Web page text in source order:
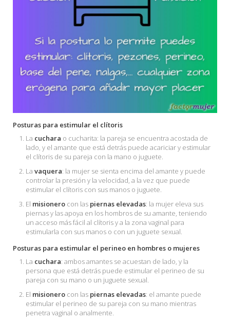
Posturas para estimular el clítoris
La cuchara o cucharita: la pareja se encuentra acostada de
lado, y el amante que está detrás puede acariciar y estimular
el clítoris de su pareja con la mano o juguete.
La vaquera: la mujer se sienta encima del amante y puede
controlar la presión y la velocidad, a la vez que puede
estimular el clítoris con sus manos o juguete.
El misionero con las piernas elevadas: la mujer eleva sus
piernas y las apoya en los hombros de su amante, teniendo
un acceso más fácil al clítoris y a la zona vaginal para
estimularla con sus manos o con un juguete sexual.
Posturas para estimular el perineo en hombres o mujeres
La cuchara: ambos amantes se acuestan de lado, y la
persona que está detrás puede estimular el perineo de su
pareja con su mano o un juguete sexual.
El misionero con las piernas elevadas: el amante puede
estimular el perineo de su pareja con su mano mientras
penetra vaginal o analmente.